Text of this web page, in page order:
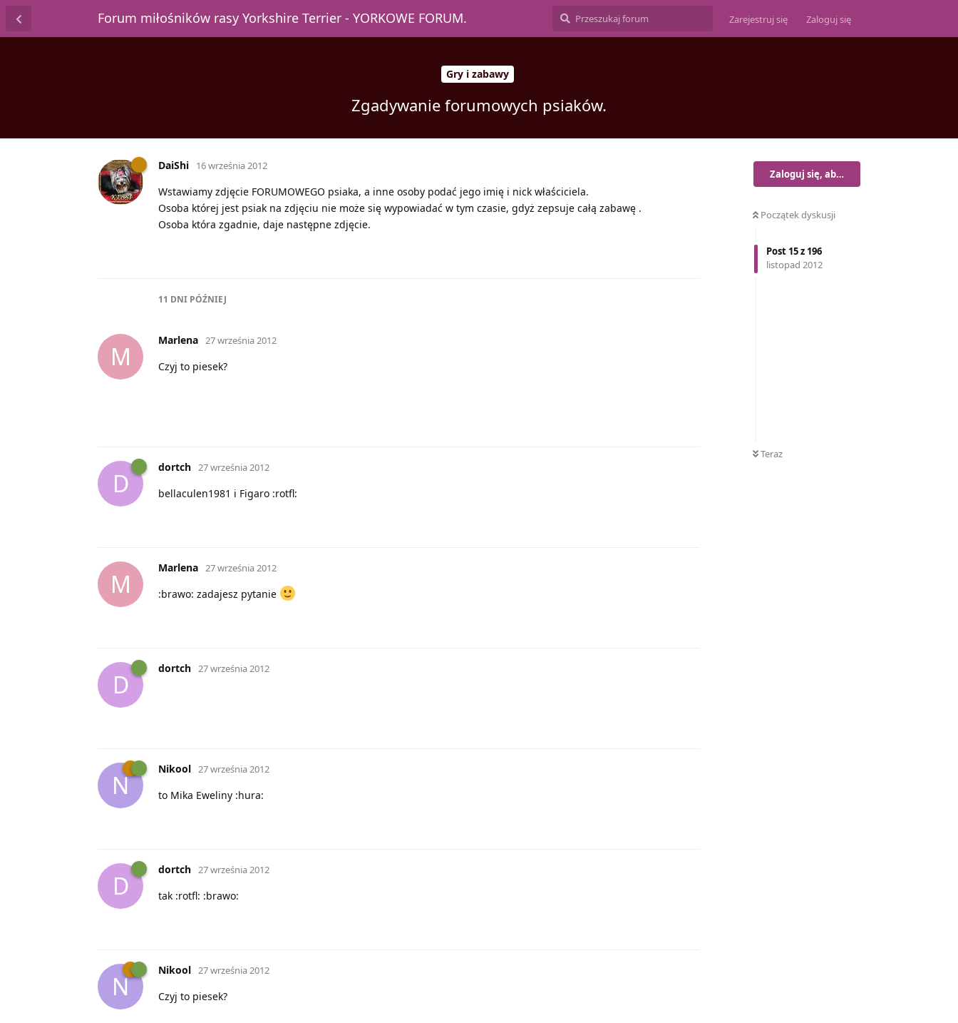
Forum miłośników rasy Yorkshire Terrier - YORKOWE FORUM. Zarejestruj się Zaloguj się
Gry i zabawy
Zgadywanie forumowych psiaków.
Zaloguj się, aby odpisać
Początek dyskusji
Post 15z 196
listopad 2012
Teraz
DaiShi 16 września 2012
Wstawiamy zdjęcie FORUMOWEGO psiaka, a inne osoby podać jego imię i nick właściciela.
Osoba której jest psiak na zdjęciu nie może się wypowiadać w tym czasie, gdyż zepsuje całą zabawę .
Osoba która zgadnie, daje następne zdjęcie.
11 DNI PÓŹNIEJ
M
Marlena 27 września 2012
Czyj to piesek?
D
dortch 27 września 2012
bellaculen1981 i Figaro :rotfl:
M
Marlena 27 września 2012
:brawo: zadajesz pytanie
D
dortch 27 września 2012
N
Nikool 27 września 2012
to Mika Eweliny :hura:
D
dortch 27 września 2012
tak :rotfl: :brawo:
N
Nikool 27 września 2012
Czyj to piesek?